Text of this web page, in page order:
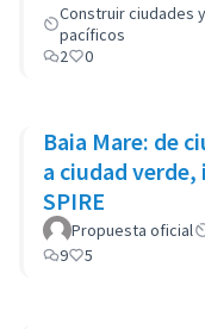
Construir ciudades
pacíficos
2
0
Baia Mare: de
a ciudad
SPIRE
Propuesta oficial
9
5